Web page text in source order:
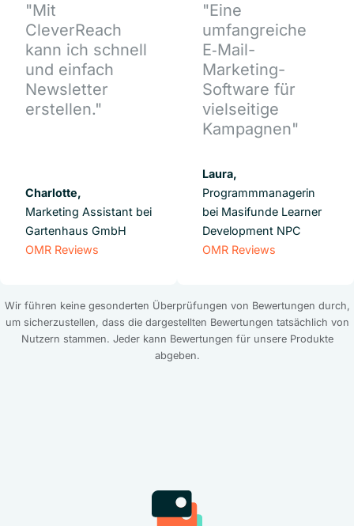
"Mit
CleverReach
kann ich schnell
und einfach
Newsletter
erstellen."
Charlotte,
Marketing Assistant bei
Gartenhaus GmbH
OMR Reviews
"Eine
umfangreiche
E‑Mail-
Marketing-
Software für
vielseitige
Kampagnen"
Laura,
Programmmanagerin
bei Masifunde Learner
Development NPC
OMR Reviews
Wir führen keine gesonderten Überprüfungen von Bewertungen durch,
um sicherzustellen, dass die dargestellten Bewertungen tatsächlich von
Nutzern stammen. Jeder kann Bewertungen für unsere Produkte
abgeben.